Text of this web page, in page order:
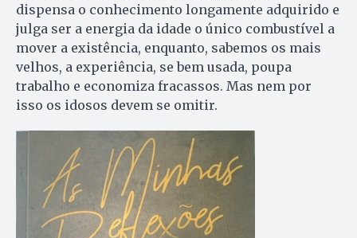
dispensa o conhecimento longamente adquirido e
julga ser a energia da idade o único combustível a
mover a existência, enquanto, sabemos os mais
velhos, a experiência, se bem usada, poupa
trabalho e economiza fracassos. Mas nem por
isso os idosos devem se omitir.